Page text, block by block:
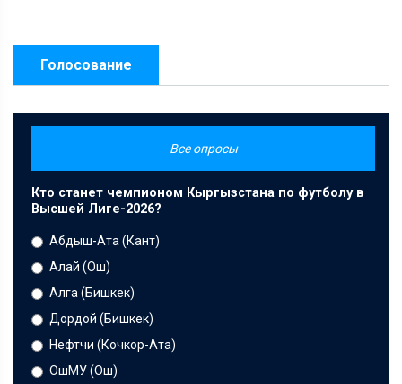
Голосование
Все опросы
Кто станет чемпионом Кыргызстана по футболу в
Высшей Лиге-2026?
Абдыш-Ата (Кант)
Алай (Ош)
Алга (Бишкек)
Дордой (Бишкек)
Нефтчи (Кочкор-Ата)
ОшМУ (Ош)